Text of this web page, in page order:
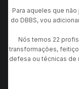
Para aqueles que
do DBBS, vou
Nós temos 22
transformações,
defesa ou técnicas de